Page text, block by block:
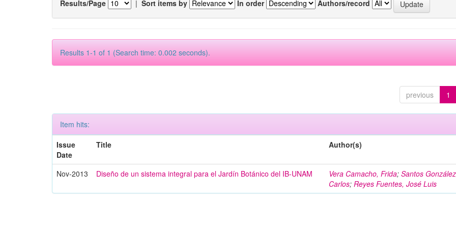
Results/Page | Sort items by In order Authors/record
Results 1-1 of 1 (Search time: 0.002 seconds).
previous 1
Item hits:
Issue
Date
Title Author(s)
Nov-2013 Diseño de un sistema integral para el Jardín Botánico del IB-UNAM Vera Camacho, Frida;Santos
Carlos;Reyes Fuentes, José Luis